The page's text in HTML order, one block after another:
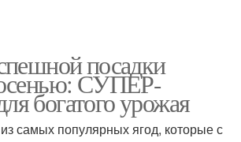
посадки
СУПЕР-
богатого урожая
самых популярных ягод, которые с